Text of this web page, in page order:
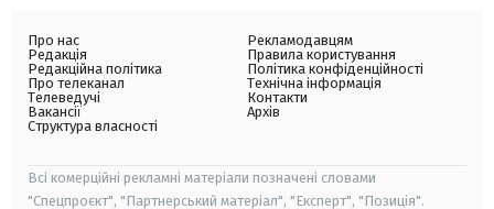
Про нас
Редакція
Редакційна політика
Про телеканал
Телеведучі
Вакансії
Структура власності
Рекламодавцям
Правила користування
Політика конфіденційності
Технічна інформація
Контакти
Архів
Всі комерційні рекламні матеріали позначені словами
"Спецпроєкт", "Партнерський матеріал", "Експерт", "Позиція".